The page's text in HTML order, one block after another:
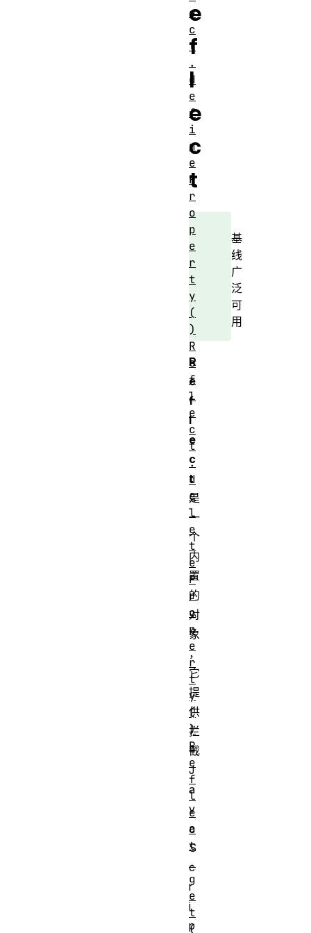
e
f
l
e
c
t
基
线
广
泛
可
用
R
e
f
l
e
c
t
是
一
个
内
置
的
对
象
，
它
提
供
拦
截
J
a
v
a
S
c
r
i
p
e
c
t
.
d
e
f
i
n
e
P
r
o
p
e
r
t
y
(
)
R
e
f
l
e
c
t
.
d
e
l
e
t
e
P
r
o
p
e
r
t
y
(
)
R
e
f
l
e
c
t
.
g
e
t
(